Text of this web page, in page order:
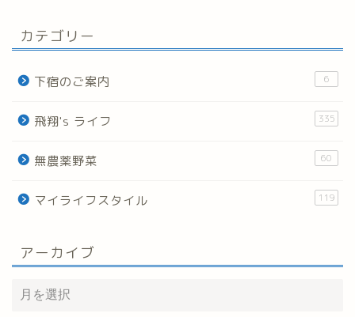
カテゴリー
下宿のご案内 6
飛翔's ライフ 335
無農薬野菜 60
マイライフスタイル 119
アーカイブ